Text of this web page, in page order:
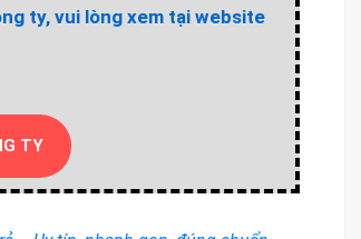
ty, vui lòng xem tại website
TY